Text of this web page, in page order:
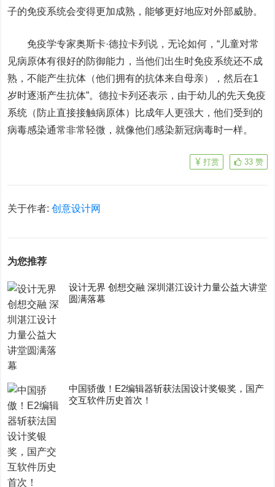
子的免疫系统会变得更加成熟，能够更好地应对外部威胁。
免疫学专家奥斯卡·德拉卡列说，无论如何，“儿童对常
见病原体有很好的防御能力，当他们出生时免疫系统还不成
熟，不能产生抗体（他们拥有的抗体来自母亲），然后在1
岁时逐渐产生抗体”。德拉卡列还表示，由于幼儿的先天免疫
系统（防止直接接触病原体）比成年人更强大，他们受到的
病毒感染通常非常轻微，就像他们感染新冠病毒时一样。
33 赞
打赏
关于作者:创意设计网
为您推荐
设计无界 创想交融 深圳湛江设计力量公益大讲堂
圆满落幕
中国骄傲！E2编辑器斩获法国设计奖银奖，国产
交互软件历史首次！